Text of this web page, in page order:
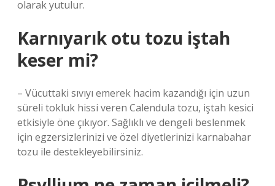
olarak yutulur.
Karnıyarık otu tozu iştah
keser mi?
– Vücuttaki sıvıyı emerek hacim kazandığı için uzun
süreli tokluk hissi veren Calendula tozu, iştah kesici
etkisiyle öne çıkıyor. Sağlıklı ve dengeli beslenmek
için egzersizlerinizi ve özel diyetlerinizi karnabahar
tozu ile destekleyebilirsiniz.